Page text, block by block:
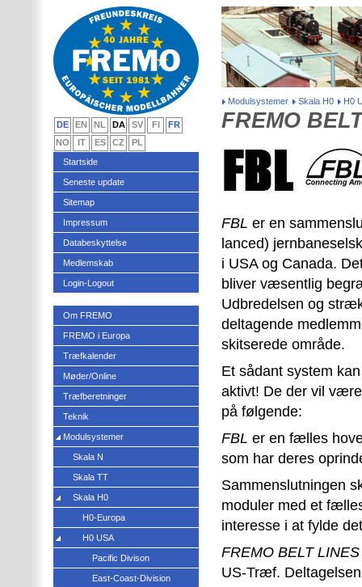
Modulsystemer Skala H0 H0
FREMO
FBL er en
lanced)
i USA og Canada.
bliver væsentlig
Udbredelsen og
deltagende
skitserede område.
Et sådant system
aktivt! De der vil
på følgende:
FBL er en fælles
som har deres
Sammenslutningen
moduler med et
interesse i at fylde
FREMO BELT LINES
US-Træf.
DE EN NL DA SV FI
FR
NO
IT ES CZ
PL
Startside
Seneste update
Sitemap
Impressum
Databeskyttelse
Medlemskab
Login-Logout
Om FREMO
FREMO i Europa
Træfkalender
Møder/Online
Træfberetninger
Teknik
Modulsystemer
Skala N
Skala TT
Skala H0
H0-Europa
H0 USA
Pacific Divison
East-Coast-Division